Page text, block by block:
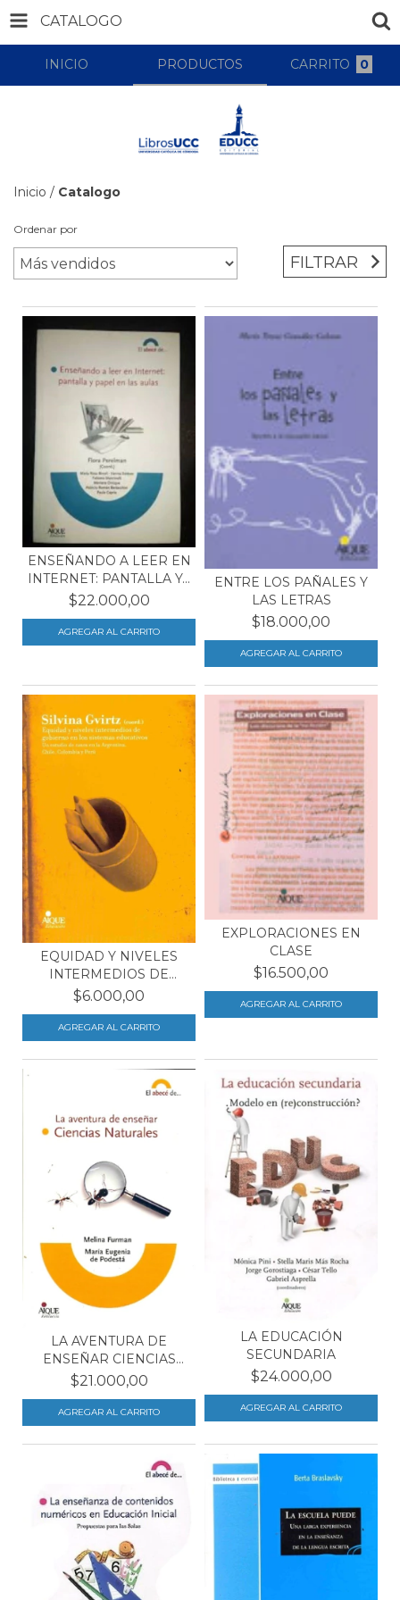
CATALOGO
INICIO PRODUCTOS CARRITO 0
Inicio / Catalogo
Ordenar por
FILTRAR
ENSEÑANDO A LEER EN
INTERNET: PANTALLA Y...
$22.000,00
ENTRE LOS PAÑALES Y
LAS LETRAS
$18.000,00
EQUIDAD Y NIVELES
INTERMEDIOS DE
GOBIERN...
$6.000,00
EXPLORACIONES EN
CLASE
$16.500,00
LA AVENTURA DE
ENSEÑAR CIENCIAS
NATURALE...
$21.000,00
LA EDUCACIÓN
SECUNDARIA
$24.000,00